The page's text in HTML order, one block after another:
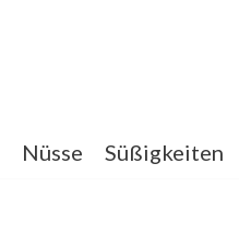
Nüsse Süßigkeiten